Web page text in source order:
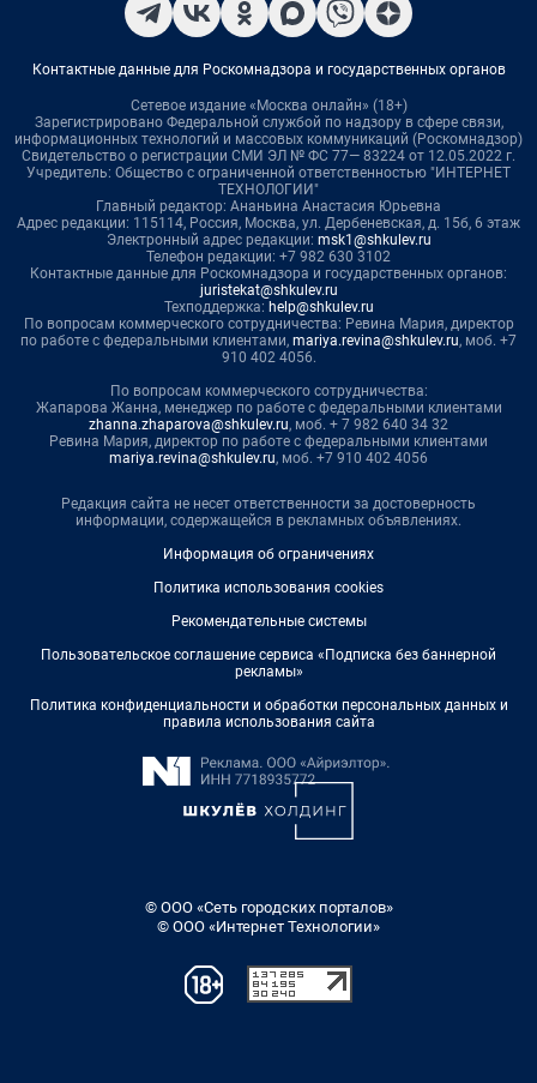
Контактные данные для Роскомнадзора и государственных органов
Сетевое издание «Москва онлайн» (18+)
Зарегистрировано Федеральной службой по надзору в сфере связи,
информационных технологий и массовых коммуникаций (Роскомнадзор)
Свидетельство о регистрации СМИ ЭЛ № ФС 77— 83224 от 12.05.2022 г.
Учредитель: Общество с ограниченной ответственностью "ИНТЕРНЕТ
ТЕХНОЛОГИИ"
Главный редактор: Ананьина Анастасия Юрьевна
Адрес редакции: 115114, Россия, Москва, ул. Дербеневская, д. 15б, 6 этаж
Электронный адрес редакции: msk1@shkulev.ru
Телефон редакции: +7 982 630 3102
Контактные данные для Роскомнадзора и государственных органов:
juristekat@shkulev.ru
Техподдержка: help@shkulev.ru
По вопросам коммерческого сотрудничества: Ревина Мария, директор
по работе с федеральными клиентами, mariya.revina@shkulev.ru, моб. +7
910 402 4056.
По вопросам коммерческого сотрудничества:
Жапарова Жанна, менеджер по работе с федеральными клиентами
zhanna.zhaparova@shkulev.ru, моб. + 7 982 640 34 32
Ревина Мария, директор по работе с федеральными клиентами
mariya.revina@shkulev.ru, моб. +7 910 402 4056
Редакция сайта не несет ответственности за достоверность
информации, содержащейся в рекламных объявлениях.
Информация об ограничениях
Политика использования cookies
Рекомендательные системы
Пользовательское соглашение сервиса «Подписка без баннерной
рекламы»
Политика конфиденциальности и обработки персональных данных и
правила использования сайта
© ООО «Сеть городских порталов»
© ООО «Интернет Технологии»